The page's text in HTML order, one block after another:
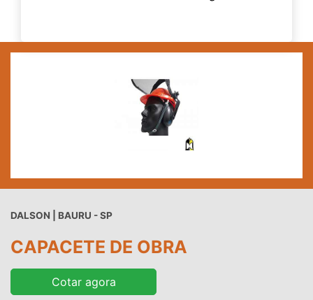
DALSON | BAURU - SP
CAPACETE DE OBRA
Cotar agora